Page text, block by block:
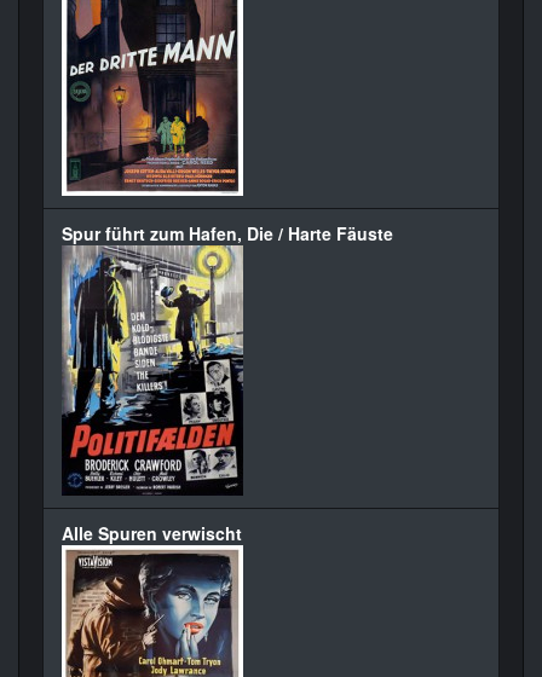
Spur führt zum Hafen, Die / Harte Fäuste
Alle Spuren verwischt